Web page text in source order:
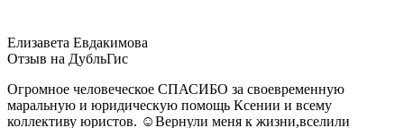
Елизавета Евдакимова
Отзыв на ДубльГис
Огромное человеческое СПАСИБО за своевременную
маральную и юридическую помощь Ксении и всему
коллективу юристов. ☺Вернули меня к жизни,вселили